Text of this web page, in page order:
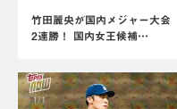
竹田麗央が国内メジャー大会
2連勝！ 国内女王候補…